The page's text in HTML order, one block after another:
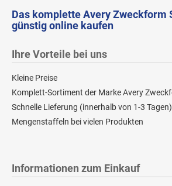
Das komplette Avery Zweckform
günstig online kaufen
Ihre Vorteile bei uns
Kleine Preise
Komplett-Sortiment der Marke Avery
Schnelle Lieferung (innerhalb von 1-3 Tagen)
Mengenstaffeln bei vielen Produkten
Informationen zum Einkauf